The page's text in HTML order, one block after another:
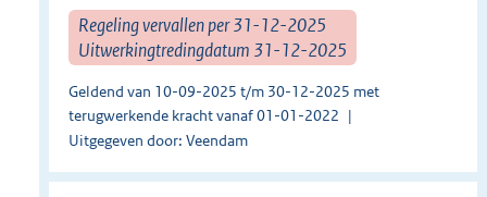
Regeling vervallen per 31-12-2025
Uitwerkingtredingdatum 31-12-2025
Geldend van 10-09-2025 t/m 30-12-2025 met
terugwerkende kracht vanaf 01-01-2022
Uitgegeven door: Veendam